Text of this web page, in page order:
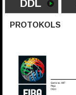
DDL
PROTOKOLS